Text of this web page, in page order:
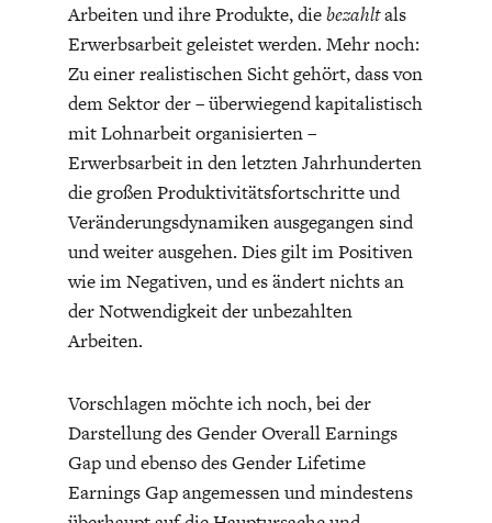
Arbeiten und ihre Produkte, diebezahltals
Erwerbsarbeit geleistet werden. Mehr noch:
Zu einer realistischen Sicht gehört, dass von
dem Sektor der – überwiegend kapitalistisch
mit Lohnarbeit organisierten –
Erwerbsarbeit in den letzten Jahrhunderten
die großen Produktivitätsfortschritte und
Veränderungsdynamiken ausgegangen sind
und weiter ausgehen. Dies gilt im Positiven
wie im Negativen, und es ändert nichts an
der Notwendigkeit der unbezahlten
Arbeiten.
Vorschlagen möchte ich noch, bei der
Darstellung des Gender Overall Earnings
Gap und ebenso des Gender Lifetime
Earnings Gap angemessen und mindestens